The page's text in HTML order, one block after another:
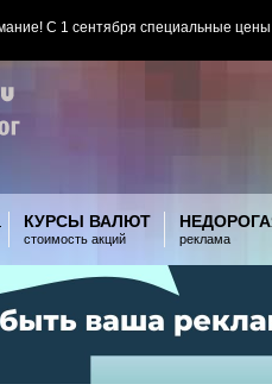
С 1 сентября специальные
КУРСЫ ВАЛЮТ
стоимость акций реклама